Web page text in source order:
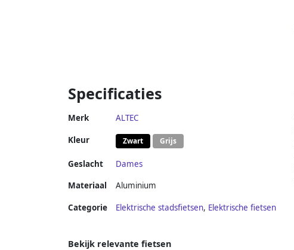
Specificaties
Merk ALTEC
Kleur Zwart Grijs
Geslacht
Dames
Materiaal
Aluminium
Categorie Elektrische stadsfietsen, Elektrische fietsen
Bekijk relevante fietsen